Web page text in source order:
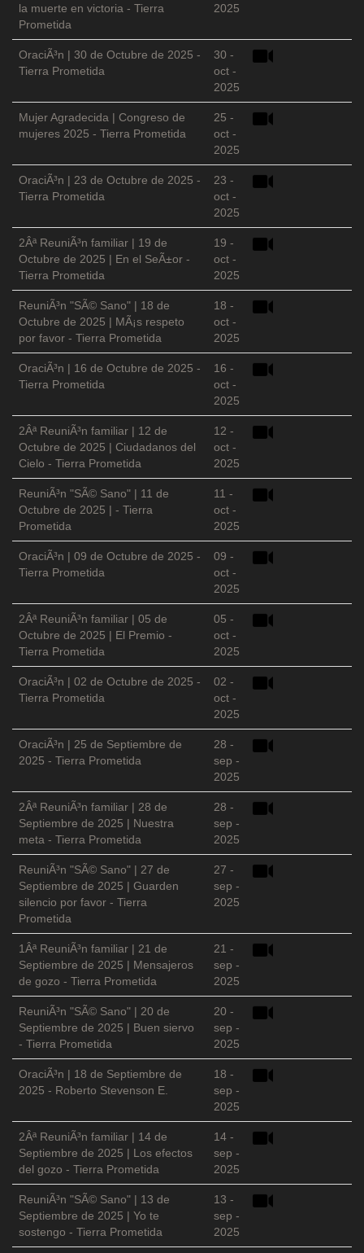
la muerte en victoria - Tierra
Prometida
2025
OraciÃ³n | 30 de Octubre de 2025 -
Tierra Prometida
30 -
oct -
2025
Mujer Agradecida | Congreso de
mujeres 2025 - Tierra Prometida
25 -
oct -
2025
OraciÃ³n | 23 de Octubre de 2025 -
Tierra Prometida
23 -
oct -
2025
2Âª ReuniÃ³n familiar | 19 de
Octubre de 2025 | En el SeÃ±or -
Tierra Prometida
19 -
oct -
2025
ReuniÃ³n "SÃ© Sano" | 18 de
Octubre de 2025 | MÃ¡s respeto
por favor - Tierra Prometida
18 -
oct -
2025
OraciÃ³n | 16 de Octubre de 2025 -
Tierra Prometida
16 -
oct -
2025
2Âª ReuniÃ³n familiar | 12 de
Octubre de 2025 | Ciudadanos del
Cielo - Tierra Prometida
12 -
oct -
2025
ReuniÃ³n "SÃ© Sano" | 11 de
Octubre de 2025 | - Tierra
Prometida
11 -
oct -
2025
OraciÃ³n | 09 de Octubre de 2025 -
Tierra Prometida
09 -
oct -
2025
2Âª ReuniÃ³n familiar | 05 de
Octubre de 2025 | El Premio -
Tierra Prometida
05 -
oct -
2025
OraciÃ³n | 02 de Octubre de 2025 -
Tierra Prometida
02 -
oct -
2025
OraciÃ³n | 25 de Septiembre de
2025 - Tierra Prometida
28 -
sep -
2025
2Âª ReuniÃ³n familiar | 28 de
Septiembre de 2025 | Nuestra
meta - Tierra Prometida
28 -
sep -
2025
ReuniÃ³n "SÃ© Sano" | 27 de
Septiembre de 2025 | Guarden
silencio por favor - Tierra
Prometida
27 -
sep -
2025
1Âª ReuniÃ³n familiar | 21 de
Septiembre de 2025 | Mensajeros
de gozo - Tierra Prometida
21 -
sep -
2025
ReuniÃ³n "SÃ© Sano" | 20 de
Septiembre de 2025 | Buen siervo
- Tierra Prometida
20 -
sep -
2025
OraciÃ³n | 18 de Septiembre de
2025 - Roberto Stevenson E.
18 -
sep -
2025
2Âª ReuniÃ³n familiar | 14 de
Septiembre de 2025 | Los efectos
del gozo - Tierra Prometida
14 -
sep -
2025
ReuniÃ³n "SÃ© Sano" | 13 de
Septiembre de 2025 | Yo te
sostengo - Tierra Prometida
13 -
sep -
2025